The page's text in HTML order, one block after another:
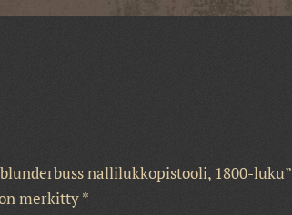
nallilukkopistooli, 1800-luku”
merkitty*